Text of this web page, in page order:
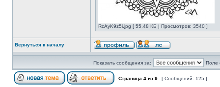
RcAyK9z5i.jpg [ 55.48 КБ | Просмотров: 3540 ]
Вернуться к началу
Показать сообщения за: Поле
Страница 4 из 9 [ Сообщений: 125 ]